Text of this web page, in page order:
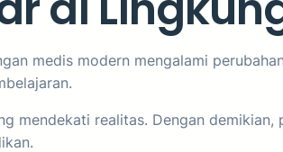
medis modern mengalami
mendekati realitas. Dengan